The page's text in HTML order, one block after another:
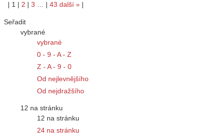
| 1 | 2 | 3 … | 43 další » |
Seřadit
vybrané
vybrané
0 - 9 - A - Z
Z - A - 9 - 0
Od nejlevnějšího
Od nejdražšího
12 na stránku
12 na stránku
24 na stránku